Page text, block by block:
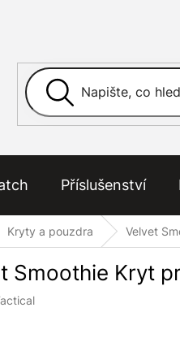
Příslušenství
Kryty a pouzdra Velvet
Smoothie Kryt